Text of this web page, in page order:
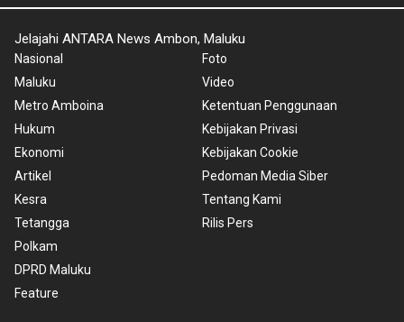
Jelajahi ANTARA News Ambon, Maluku
Nasional
Maluku
Metro Amboina
Hukum
Ekonomi
Artikel
Kesra
Tetangga
Polkam
DPRD Maluku
Feature
Foto
Video
Ketentuan Penggunaan
Kebijakan Privasi
Kebijakan Cookie
Pedoman Media Siber
Tentang Kami
Rilis Pers